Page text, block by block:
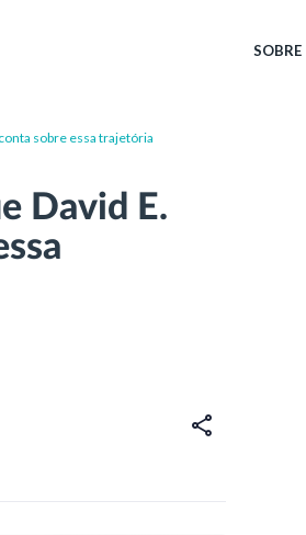
SOBRE
sobre essa trajetória
David E.